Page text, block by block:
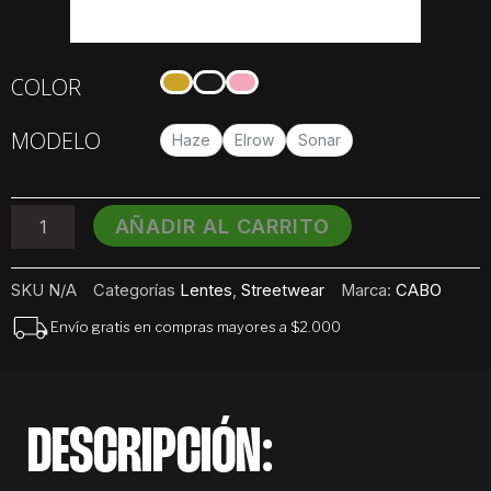
COLOR
MODELO
Haze Elrow Sonar
de
CABO
AÑADIR AL CARRITO
SKU N/A Categorías Lentes, Streetwear Marca: CABO
Envío gratis en compras mayores a $2.000
DESCRIPCIÓN: